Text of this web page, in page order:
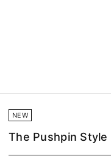
NEW
The Pushpin Style